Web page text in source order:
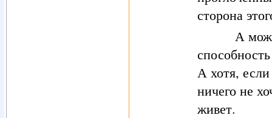
сторона
А может
А хотя,
ничего не
живет.